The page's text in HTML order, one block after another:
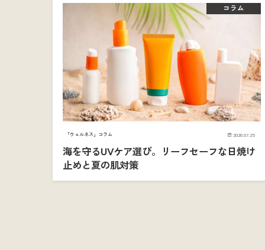
コラム
「ウェルネス」コラム 2026.07.25
海を守るUVケア選び。リーフセーフな日焼け
止めと夏の肌対策